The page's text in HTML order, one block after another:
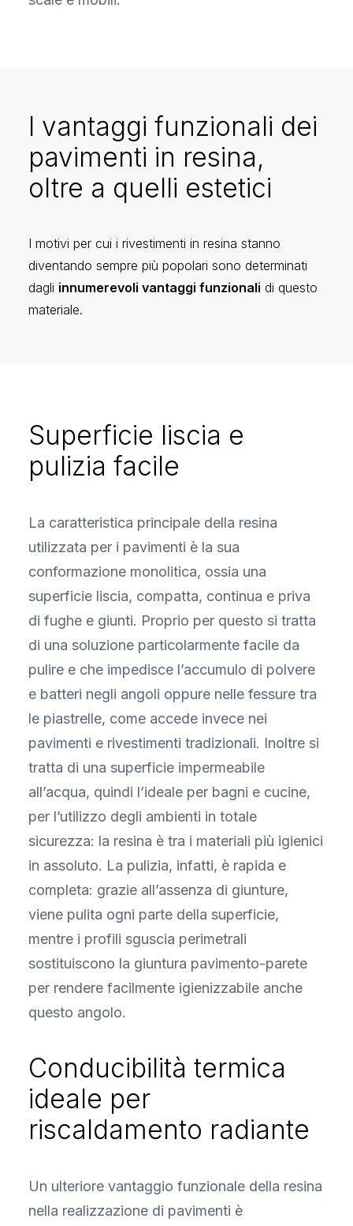
I vantaggi funzionali dei
pavimenti in resina,
oltre a quelli estetici
I motivi per cui i rivestimenti in resina stanno
diventando sempre più popolari sono determinati
dagli innumerevoli vantaggi funzionali di questo
materiale.
Superficie liscia e
pulizia facile
La caratteristica principale della resina
utilizzata per i pavimenti è la sua
conformazione monolitica, ossia una
superficie liscia, compatta, continua e priva
di fughe e giunti. Proprio per questo si tratta
di una soluzione particolarmente facile da
pulire e che impedisce l’accumulo di polvere
e batteri negli angoli oppure nelle fessure tra
le piastrelle, come accede invece nei
pavimenti e rivestimenti tradizionali. Inoltre si
tratta di una superficie impermeabile
all’acqua, quindi l’ideale per bagni e cucine,
per l’utilizzo degli ambienti in totale
sicurezza: la resina è tra i materiali più igienici
in assoluto. La pulizia, infatti, è rapida e
completa: grazie all’assenza di giunture,
viene pulita ogni parte della superficie,
mentre i profili sguscia perimetrali
sostituiscono la giuntura pavimento-parete
per rendere facilmente igienizzabile anche
questo angolo.
Conducibilità termica
ideale per
riscaldamento radiante
Un ulteriore vantaggio funzionale della resina
nella realizzazione di pavimenti è